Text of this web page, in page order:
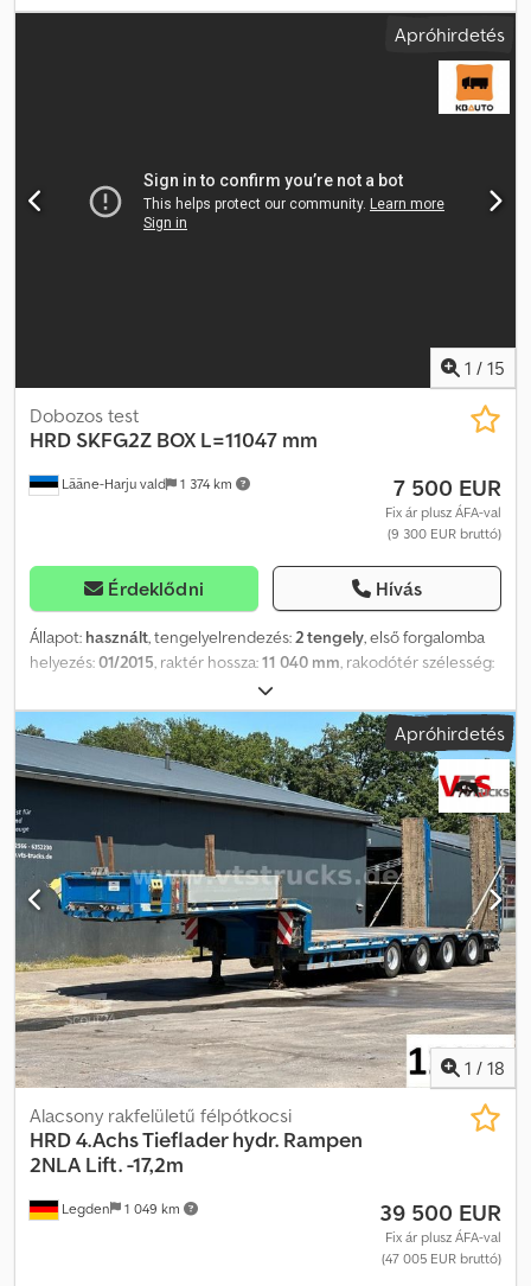
Márka: HRD Típus: Jumbo Felépítmény: mélyágyas (platform
L=8916 mm) Gyártási év: 2007.09 Felfüggesztés: légrugózás Fékek:
dobfékek Méretek: H/Sz: 13 740 mm / 2 550 mm Tömegek: össz./
üres: 45 000 kg / 9 180 kg Felfüggesztés típusa: légrugós Fékek:
dobfékek Cedpfx Agsutb Tpjxsha Emelhető tengely: Emelhető
kormányzott tengely = További információk = Felfüggesztés:
légrugós Első tengely: emelhető tengely Hátsó tengely:
kormányzott tengely Saját tömeg: 9 180 kg Teherbírás: 35 820 kg
Apróhirdetés
1 / 15
Lääne-Harju vald 1 374 km
Dobozos test
HRD SKFG2Z BOX L=11047 mm
7 500 EUR
Fix ár plusz ÁFA-val
(9 300 EUR bruttó)
Érdeklődni Hívás
Állapot: használt, tengelyelrendezés:2 tengely, első forgalomba
helyezés:01/2015, raktér hossza:11 040 mm, rakodótér szélesség:
2 600 mm
teljes szélesség:2 590 mm, teljes magasság:3 980 mm,
felfüggesztés:levegő, Gyártási év:2014
, = További opciók és
tartozékok = - Teljes oldalfal nyitható = Megjegyzések = További
információk : Cjdpeylkm Djfx Agxjha Márka: HRD Típus: SKFG2Z
Felépítmény: zárt doboz (dobozfűtéssel / doboz hossza: 11047 mm /
szélessége: 2535 mm / magassága: 2601 mm) Évjárat: 2014.12.
Alvázszám: ...EN10055 Felfüggesztés: légrugós Fékrendszer:
tárcsafék Méretek (H/Sz/M): 11372 mm / 2590 mm / 3981 mm
Tömeg (össz./üres): 35000 kg / 8720 kg Modellév: 2014
Felfüggesztés típusa: légrugós Fékrendszer: tárcsafék Emelhető
tengely: emelhető tengely Kormányzás: kormányzott = További
információk = Felfüggesztés: légrugós felfüggesztés Első tengely:
emelhető tengely Hátsó tengely: kormányzott tengely Önsúly:
8.720 kg Teherbírás: 26.280 kg Megengedett össztömeg (GVW):
35.000 kg
Apróhirdetés
1 / 18
Legden 1 049 km
Alacsony rakfelületű félpótkocsi
HRD4.Achs Tieflader hydr. Rampen
2NLA Lift. -17,2m
39 500 EUR
Fix ár plusz ÁFA-val
(47 005 EUR bruttó)